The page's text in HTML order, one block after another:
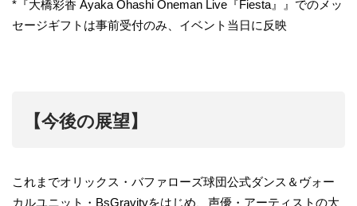
*『大橋彩香 Ayaka Ohashi Oneman Live『Fiesta』』でのメッ
セージギフトは事前受付のみ、イベント当日に反映
【今後の展望】
これまでオリックス・バファローズ球団公式ダンス＆ヴォー
カルユニット・BsGravityをはじめ、声優・アーティストの大